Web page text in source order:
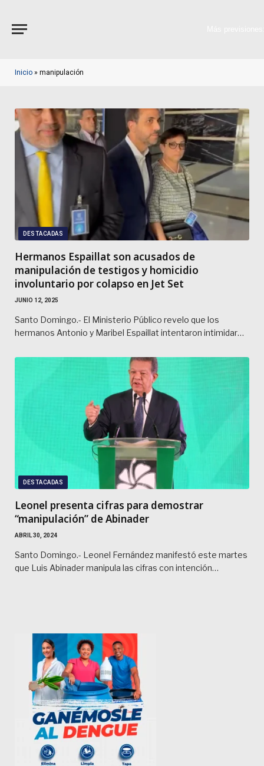
Inicio » manipulación
DESTACADAS
Hermanos Espaillat son acusados de
manipulación de testigos y homicidio
involuntario por colapso en Jet Set
JUNIO 12, 2025
Santo Domingo.- El Ministerio Público revelo que los
hermanos Antonio y Maribel Espaillat intentaron intimidar…
DESTACADAS
Leonel presenta cifras para demostrar
“manipulación” de Abinader
ABRIL 30, 2024
Santo Domingo.- Leonel Fernández manifestó este martes
que Luis Abinader manipula las cifras con intención…